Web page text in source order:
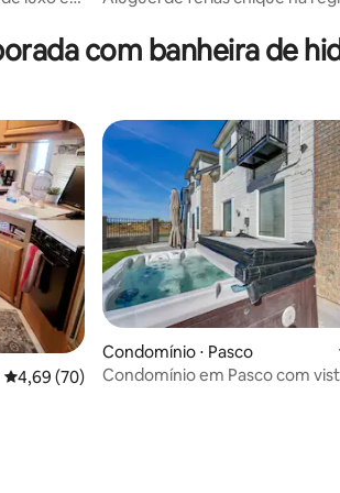
com banheira de
4,69 de uma avaliação média de 5, 70
4,69 (70)
Condomínio ⋅ Pasco
Condomínio em Pasco com